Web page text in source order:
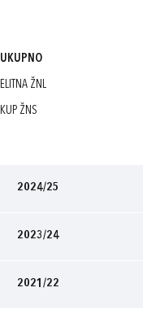
UKUPNO
ELITNA ŽNL
KUP ŽNS
2024/25
2023/24
2021/22